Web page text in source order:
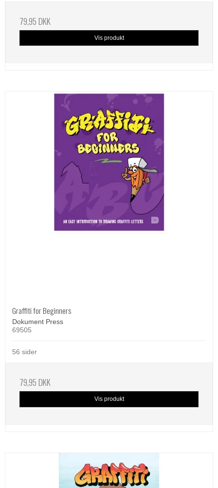
79,95 DKK
Vis produkt
Graffiti for Beginners
Dokument Press
69505
56 sider
79,95 DKK
Vis produkt